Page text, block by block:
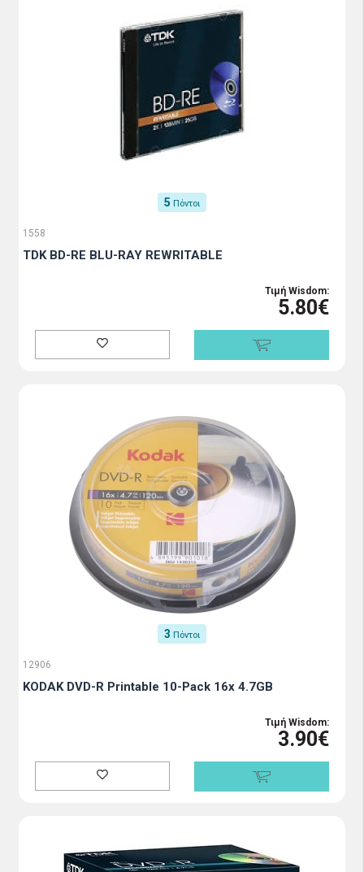
5 Πόντοι
1558
TDK BD-RE BLU-RAY REWRITABLE
Τιμή Wisdom:
5.80€
3 Πόντοι
12906
KODAK DVD-R Printable 10-Pack 16x 4.7GB
Τιμή Wisdom:
3.90€